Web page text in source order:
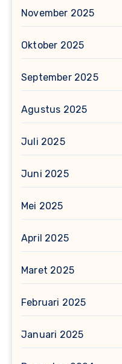
November 2025
Oktober 2025
September 2025
Agustus 2025
Juli 2025
Juni 2025
Mei 2025
April 2025
Maret 2025
Februari 2025
Januari 2025